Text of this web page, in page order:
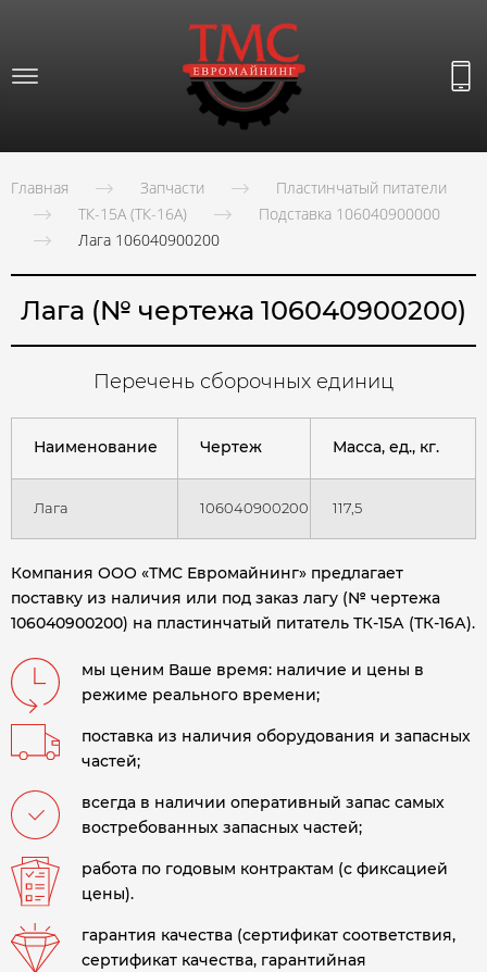
Главная Запчасти
Пластинчатый питатели
ТК-15А (ТК-16А)
Подставка 106040900000
Лага 106040900200
Лага (№ чертежа 106040900200)
Перечень сборочных единиц
Наименование Чертеж Масса, ед., кг.
Лага 106040900200 117,5
Компания ООО «ТМС Евромайнинг» предлагает
поставку из наличия или под заказ лагу (№ чертежа
106040900200) на пластинчатый питатель ТК-15А (ТК-16А).
мы ценим Ваше время: наличие и цены в
режиме реального времени;
поставка из наличия оборудования и запасных
частей;
всегда в наличии оперативный запас самых
востребованных запасных частей;
работа по годовым контрактам (с фиксацией
цены).
гарантия качества (сертификат соответствия,
сертификат качества, гарантийная